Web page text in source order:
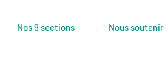
Nos 9 sections Nous soutenir